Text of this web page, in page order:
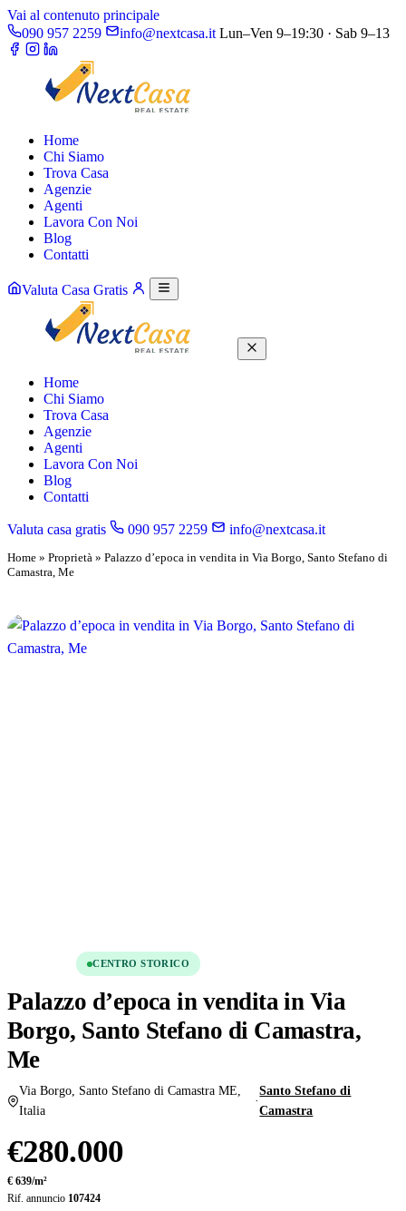
Vai al contenuto principale
090 957 2259
info@nextcasa.it Lun–Ven 9–19:30 · Sab 9–13
Home
Chi Siamo
Trova Casa
Agenzie
Agenti
Lavora Con Noi
Blog
Contatti
Valuta Casa Gratis
Home
Chi Siamo
Trova Casa
Agenzie
Agenti
Lavora Con Noi
Blog
Contatti
Valuta casa gratis 090 957 2259 info@nextcasa.it
Home » Proprietà » Palazzo d’epoca in vendita in Via Borgo, Santo Stefano di
Camastra, Me
CENTRO STORICO
Palazzo d’epoca in vendita in Via
Borgo, Santo Stefano di Camastra,
Me
Via Borgo, Santo Stefano di Camastra ME,
Italia
·
Santo Stefano di
Camastra
€280.000
€ 639/m²
Rif. annuncio 107424